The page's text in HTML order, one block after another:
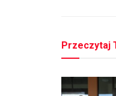
Przeczytaj